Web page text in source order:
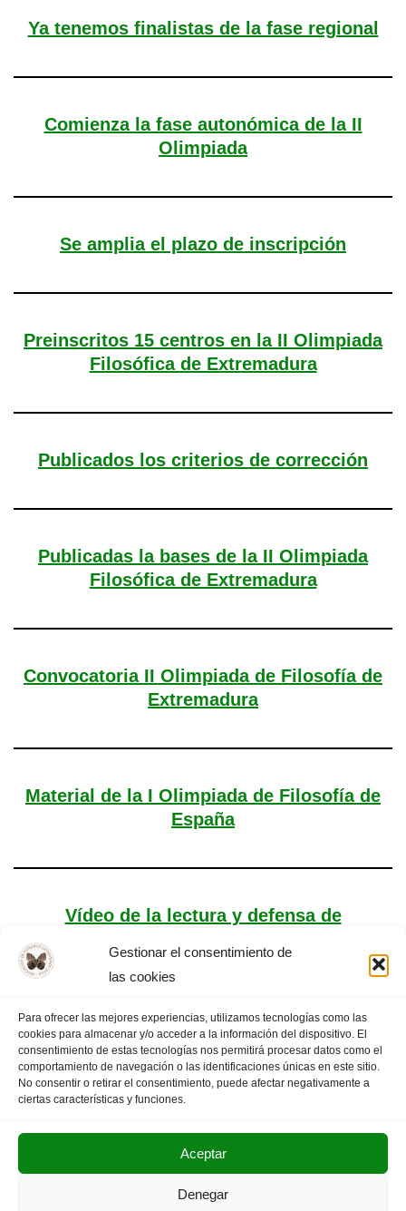
Gestionar el consentimiento de
las cookies
Para ofrecer las mejores experiencias, utilizamos tecnologías como las
cookies para almacenar y/o acceder a la información del dispositivo. El
consentimiento de estas tecnologías nos permitirá procesar datos como el
comportamiento de navegación o las identificaciones únicas en este sitio.
No consentir o retirar el consentimiento, puede afectar negativamente a
ciertas características y funciones.
Aceptar
Denegar
Ya tenemos finalistas de la fase regional
Comienza la fase autonómica de la II
Olimpiada
Se amplia el plazo de inscripción
Preinscritos 15 centros en la II Olimpiada
Filosófica de Extremadura
Publicados los criterios de corrección
Publicadas la bases de la II Olimpiada
Filosófica de Extremadura
Convocatoria II Olimpiada de Filosofía de
Extremadura
Material de la I Olimpiada de Filosofía de
España
Vídeo de la lectura y defensa de
« PÁGINA
ANTERIOR
1 … 10 11
12 13
PÁGINA
SIGUIENTE »
POLITICA DE PRIVACIDAD
AVISO LEGAL